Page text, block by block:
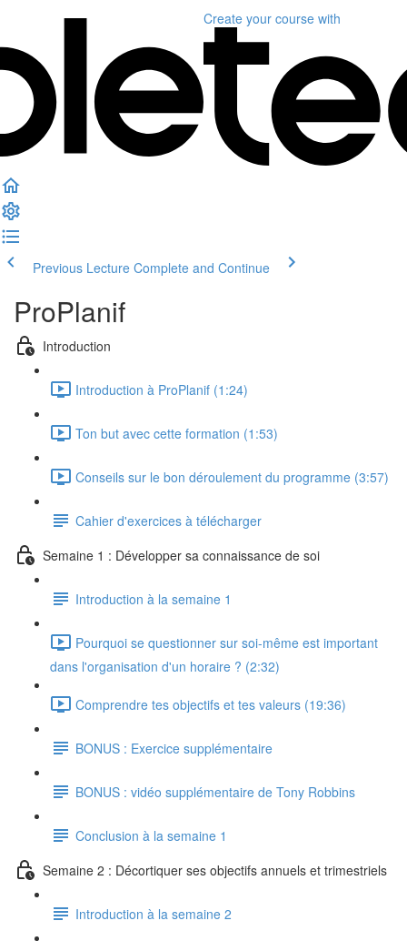
Create your course with
Previous Lecture Complete and Continue
ProPlanif
Introduction
Introduction à ProPlanif (1:24)
Ton but avec cette formation (1:53)
Conseils sur le bon déroulement du programme (3:57)
Cahier d'exercices à télécharger
Semaine 1 : Développer sa connaissance de soi
Introduction à la semaine 1
Pourquoi se questionner sur soi-même est important
dans l'organisation d'un horaire ? (2:32)
Comprendre tes objectifs et tes valeurs (19:36)
BONUS : Exercice supplémentaire
BONUS : vidéo supplémentaire de Tony Robbins
Conclusion à la semaine 1
Semaine 2 : Décortiquer ses objectifs annuels et trimestriels
Introduction à la semaine 2